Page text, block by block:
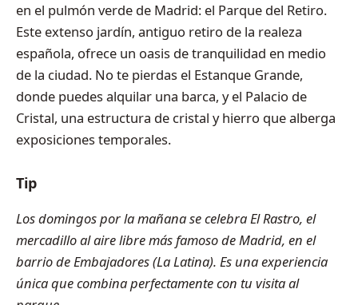
en el pulmón verde de Madrid: el Parque del Retiro.
Este extenso jardín, antiguo retiro de la realeza
española, ofrece un oasis de tranquilidad en medio
de la ciudad. No te pierdas el Estanque Grande,
donde puedes alquilar una barca, y el Palacio de
Cristal, una estructura de cristal y hierro que alberga
exposiciones temporales.
Tip
Los domingos por la mañana se celebra El Rastro, el
mercadillo al aire libre más famoso de Madrid, en el
barrio de Embajadores (La Latina). Es una experiencia
única que combina perfectamente con tu visita al